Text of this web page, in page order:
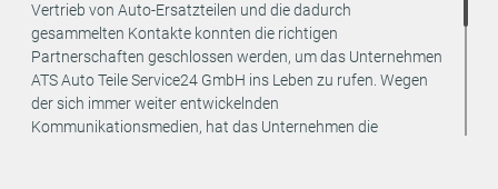
Vertrieb von Auto-Ersatzteilen und die dadurch
gesammelten Kontakte konnten die richtigen
Partnerschaften geschlossen werden, um das Unternehmen
ATS Auto Teile Service24 GmbH ins Leben zu rufen. Wegen
der sich immer weiter entwickelnden
Kommunikationsmedien, hat das Unternehmen die